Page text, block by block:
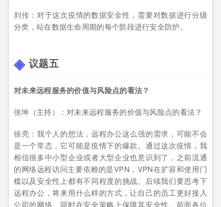
刘传：对于这次疫情的数据安全性，需要对数据进行分级
分类，站在数据生命周期的每个阶段进行安全防护。
议题五
对未来远程服务的价值与风险点的看法？
张坤（主持）：对未来远程服务的价值与风险点的看法？
徐亮：我个人的想法，远程办公这么强的需求，可能不会
是一个常态，它可能是疫情下的爆款。通过这次疫情，我
相信很多中小型企业或者大型企业也意识到了，之前流通
的网络远程访问主要依赖的是VPN，VPN在扩容和使用门
槛以及安全性上都有不同程度的挑战。后续我们要思考下
远程办公，将来用什么样的方式，让自己的员工更好接入
公司的网络。同时在安全策略上保障其安全性。前面各位